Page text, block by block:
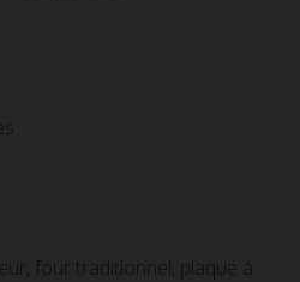
four traditionnel, plaque à